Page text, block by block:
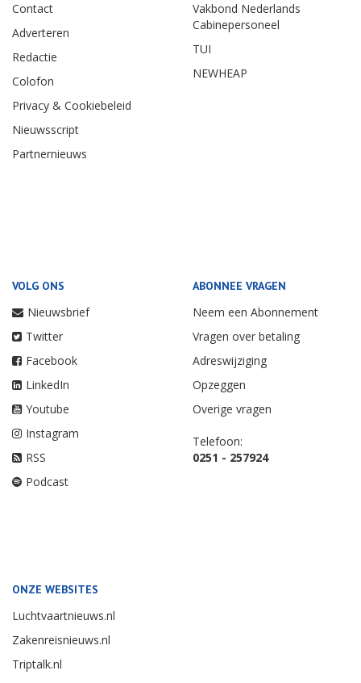
Contact
Adverteren
Redactie
Colofon
Privacy & Cookiebeleid
Nieuwsscript
Partnernieuws
Vakbond Nederlands
Cabinepersoneel
TUI
NEWHEAP
VOLG ONS
Nieuwsbrief
Twitter
Facebook
LinkedIn
Youtube
Instagram
RSS
Podcast
ABONNEE VRAGEN
Neem een Abonnement
Vragen over betaling
Adreswijziging
Opzeggen
Overige vragen
Telefoon:
0251 - 257924
ONZE WEBSITES
Luchtvaartnieuws.nl
Zakenreisnieuws.nl
Triptalk.nl